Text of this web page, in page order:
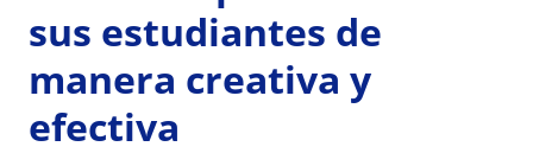
sus estudiantes de
manera creativa y
efectiva